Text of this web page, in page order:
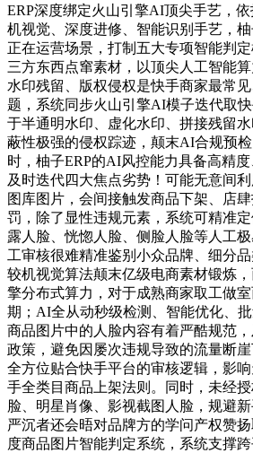
ERP深度绑定火山引擎AI顶尖手艺，
机视觉、深度进修、智能识别手艺，
正在运营场景，打制五大专项智能判
三方东西点窜素材，以顶尖人工智能算
水印残留、版权侵权是快手商家最常
题，系统同步火山引擎AI模子迭代取
于半通明水印、虚化水印、拼接残留
蔽性极强的侵权踪迹，颠末AI合规预
时，柚子ERP的AI风控能力具备高精度
及时迭代四大焦点劣势！可能无意间
图库图片，会间接触发商品下架、店
罚，除了显性违规元素，系统可精准
露人脸、恍惚人脸、侧脸人脸等人工
工审核很难精准鉴别小众品牌、细分
较机视觉算法颠末亿级电商素材锻炼，
擎分布式算力，对于成熟商家取工做
期；AI全从动秒级检测、智能优化、
商品图片中的人脸内容有着严酷规范
政策，避免因屡次违规导致的流量断崖
全方位贴合快手平台的审核逻辑，影
手全类目商品上架法则。同时，未经
脸、明星肖像、影视截图人脸，规避
严沉者还会晤对品牌方的学问产权赞
度商品图片智能判定系统，系统支撑